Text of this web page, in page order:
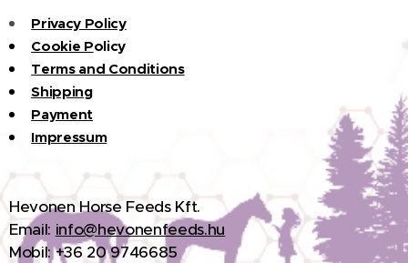
Privacy Policy
Cookie Policy
Terms and Conditions
Shipping
Payment
Impressum
Hevonen Horse Feeds Kft.
Email: info@hevonenfeeds.hu
Mobil: +36 20 9746685